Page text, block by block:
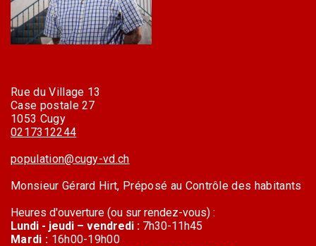
Rue du Village 13
Case postale 27
1053 Cugy
0217312244
population@cugy-vd.ch
Monsieur Gérard Hirt, Préposé au Contrôle des habitants
Heures d'ouverture (ou sur rendez-vous) :
Lundi - jeudi – vendredi : 7h30-11h45
Mardi : 16h00-19h00